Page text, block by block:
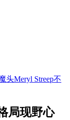
头Meryl Streep不
局现野心